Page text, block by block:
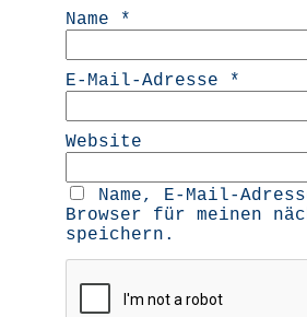
Name *
E-Mail-Adresse *
Website
Name, E-Mail-
Browser für meinen
speichern.